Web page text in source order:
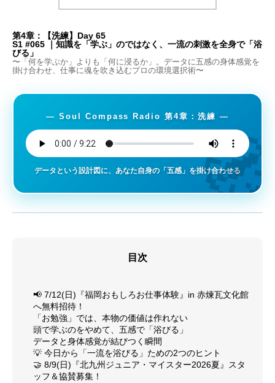
第4章：【洗練】Day 65
S1 #065 ｜知識を「学ぶ」のではなく、一流の刺激を全身で「浴
びる」
〜「何を学ぶか」よりも「何に浸るか」。データに五感の身体感覚を
掛け合わせ、仕事に魂を吹き込むプロの環境選択術〜
― Soul Compass Radio 第4章：洗練 ―
データという設計図に、あなた自身の「五感」を掛け合わせる
目次
📢 7/12(日)『福岡おもしろお仕事体験』in 赤煉瓦文化館
へ無料招待！
「お勉強」では、本物の価値は作れない
頭で学ぶのをやめて、五感で「浴びる」
データと身体感覚が結びつく瞬間
💡 今日から「一流を浴びる」ための2つのヒント
🤝 8/9(日)『北九州ジュニア・マイスター2026夏』スタ
ッフ＆協賛募集！